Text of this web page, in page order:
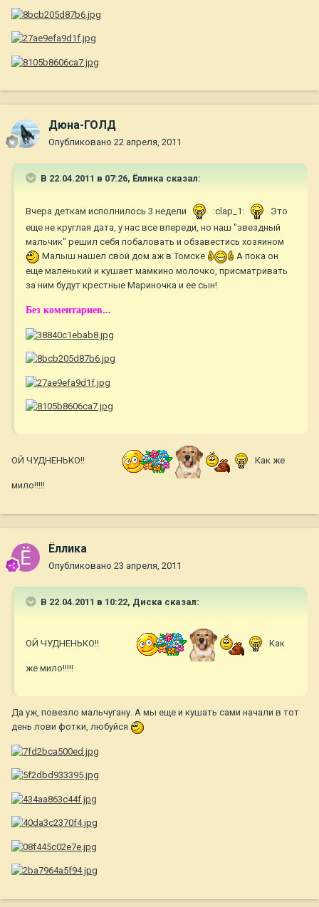
Дюна-ГОЛД
Опубликовано 22 апреля, 2011
В 22.04.2011 в 07:26, Ёллика сказал:
Вчера деткам исполнилось 3 недели :clap_1:
Это
еще не круглая дата, у нас все впереди, но наш "звездный
мальчик" решил себя побаловать и обзавестись хозяином
Малыш нашел свой дом аж в Томске
А пока он
еще маленький и кушает мамкино молочко, присматривать
за ним будут крестные Мариночка и ее сын!
Без коментариев...
ОЙ ЧУДНЕНЬКО!! Как же
мило!!!!!
Ёллика
Опубликовано 23 апреля, 2011
В 22.04.2011 в 10:22, Диска сказал:
ОЙ ЧУДНЕНЬКО!! Как
же мило!!!!!
Да уж, повезло мальчугану. А мы еще и кушать сами начали в тот
день лови фотки, любуйся